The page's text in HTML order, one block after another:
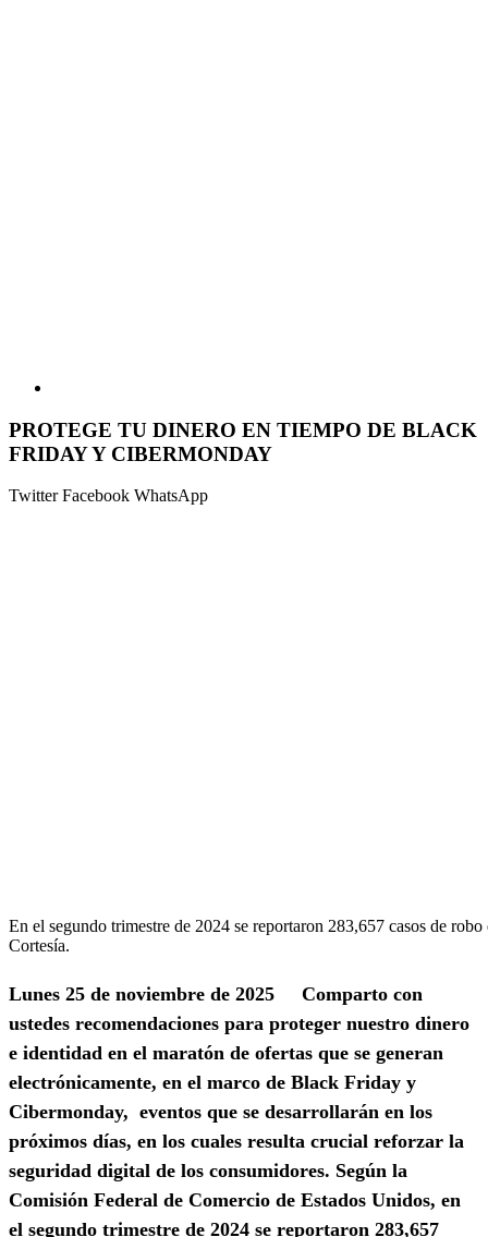
PROTEGE TU DINERO EN TIEMPO DE BLACK
FRIDAY Y CIBERMONDAY
TwitterFacebook WhatsApp
En el segundo trimestre de 2024 se reportaron 283,657 casos de
Cortesía.
Lunes 25 de noviembre de 2025 Comparto con
ustedes recomendaciones para proteger nuestro dinero
e identidad en el maratón de ofertas que se generan
electrónicamente, en el marco de Black Friday y
Cibermonday, eventos que se desarrollarán en los
próximos días, en los cuales resulta crucial reforzar la
seguridad digital de los consumidores. Según la
Comisión Federal de Comercio de Estados Unidos, en
el segundo trimestre de 2024 se reportaron 283,657